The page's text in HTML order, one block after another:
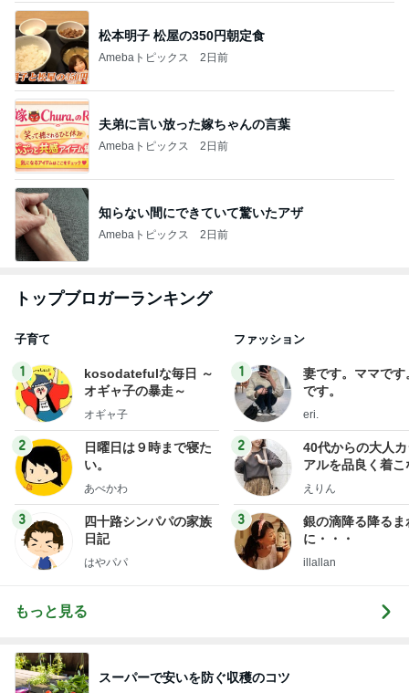
松本明子 松屋の350円朝定食
Amebaトピックス 2日前
夫弟に言い放った嫁ちゃんの言葉
Amebaトピックス 2日前
知らない間にできていて驚いたアザ
Amebaトピックス 2日前
トップブロガーランキング
子育て
1
kosodatefulな毎日 ～
オギャ子の暴走～
オギャ子
2
日曜日は９時まで寝た
い。
あべかわ
3
四十路シンパパの家族
日記
はやパパ
ファッション
1
妻です。ママです
です。
eri.
2
40代からの大人
アルを品良く着こ
ファッションブロ
えりん
3
銀の滴降る降るま
に・・・
illallan
もっと見る
スーパーで安いを防ぐ収穫のコツ